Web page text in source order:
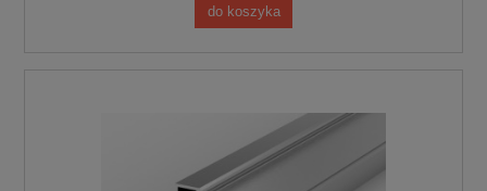
do koszyka